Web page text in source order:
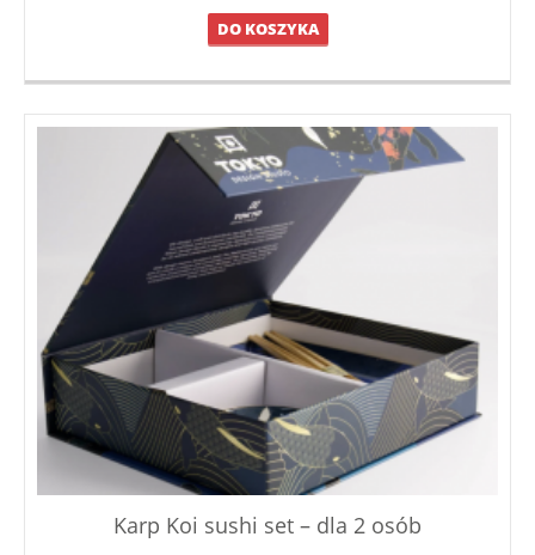
DO KOSZYKA
Karp Koi sushi set – dla 2 osób